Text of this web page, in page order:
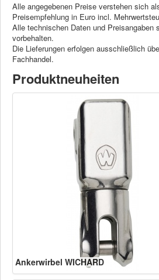
Alle angegebenen Preise verstehen sich
Preisempfehlung in Euro incl.
Alle technischen Daten und Preisangaben
vorbehalten.
Die Lieferungen erfolgen ausschließlich
Fachhandel.
Produktneuheiten
Ankerwirbel WICHARD